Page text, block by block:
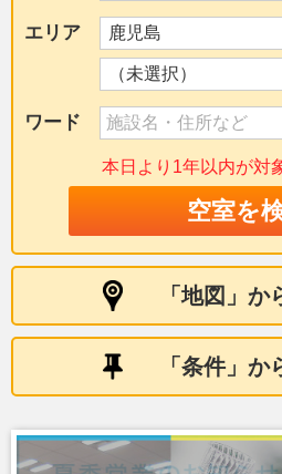
エリア
ワード
本日より1年以内が対